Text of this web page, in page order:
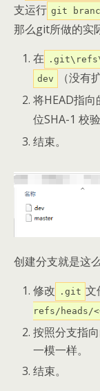
支运行 git
那么git所做的实
在
dev
（没有
将HEAD指
位SHA-1 校
结束。
创建分支就是这
修改
.git 文
refs/heads/<
按照分支指
一模一样。
结束。